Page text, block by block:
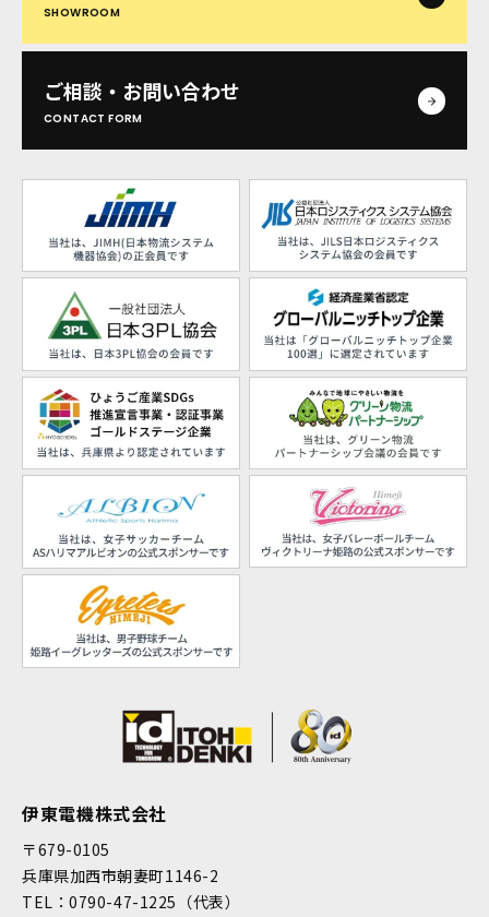
SHOWROOM
ご相談・お問い合わせ
CONTACT FORM
伊東電機株式会社
〒679-0105
兵庫県加西市朝妻町1146-2
TEL：0790-47-1225（代表）